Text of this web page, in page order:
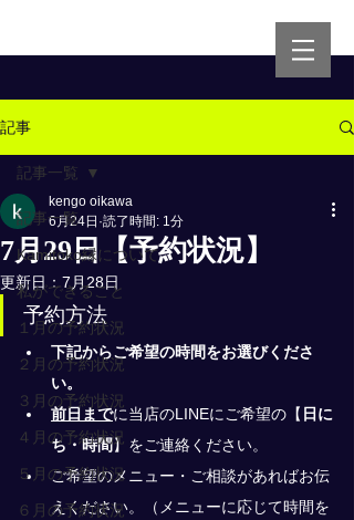
記事
記事一覧
Kamitoko縁について
私ができること
１月の予約状況
２月の予約状況
３月の予約状況
４月の予約状況
５月の予約状況
６月の予約状況
記事一覧
7月29日【予約状況】
kengo oikawa
6月24日 読了時間: 1分
更新日：7月28日
予約方法
下記からご希望の時間をお選びくださ
い。
前日までに当店のLINEにご希望の 【 日に
ち・時間】 をご連絡ください。
ご希望のメニュー・ご相談があればお伝
えください。（メニューに応じて時間を